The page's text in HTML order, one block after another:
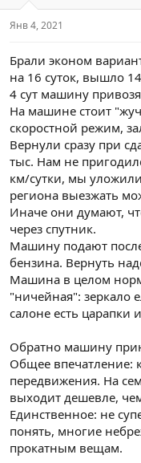
е
м
ч
а
Янв 4, 2021
Брали эконом
на 16 суток, вышло
4 сут машину
На машине стоит
скоростной режим,
Вернули сразу при
тыс. Нам не
км/сутки, мы
региона выезжать
Иначе они думают,
через спутник.
Машину подают
бензина. Вернуть
Машина в целом
"ничейная": зеркало
салоне есть царапки
Обратно машину
Общее впечатление:
передвижения. На
выходит дешевле,
Единственное: не
понять, многие
прокатным вещам.